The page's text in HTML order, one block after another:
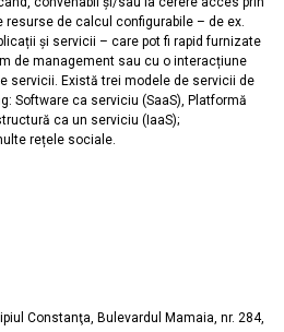
resurse de calcul configurabile – de ex.
și servicii – care pot fi rapid furnizate
de management sau cu o interacțiune
servicii. Există trei modele de servicii de
Software ca serviciu (SaaS), Platformă
ca un serviciu (IaaS);
rețele sociale.
Constanţa, Bulevardul Mamaia, nr. 284,